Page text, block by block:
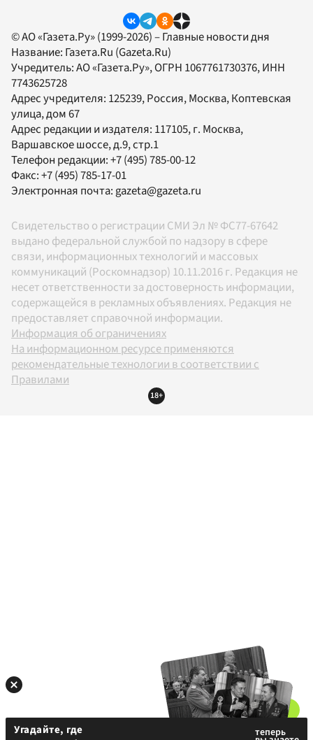
© АО «Газета.Ру» (1999-2026) – Главные новости дня
Название: Газета.Ru (Gazeta.Ru)
Учредитель:АО «Газета.Ру», ОГРН 1067761730376, ИНН
7743625728
Адрес учредителя: 125239, Россия, Москва, Коптевская
улица, дом 67
Адрес редакции и издателя: 117105, г. Москва,
Варшавское шоссе, д.9, стр.1
Телефон редакции:+7 (495) 785-00-12
Факс:+7 (495) 785-17-01
Электронная почта: gazeta@gazeta.ru
Свидетельство о регистрации СМИ Эл № ФС77-67642
выдано федеральной службой по надзору в сфере
связи, информационных технологий и массовых
коммуникаций (Роскомнадзор) 10.11.2016 г. Редакция не
несет ответственности за достоверность информации,
содержащейся в рекламных объявлениях. Редакция не
предоставляет справочной информации.
Информация об ограничениях
На информационном ресурсе применяются
рекомендательные технологии в соответствии с
Правилами
18+
Угадайте, где